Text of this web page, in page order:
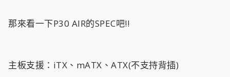
那來看一下P30 AIR的SPEC吧!!
主板支援：iTX、mATX、ATX(不支持背插)